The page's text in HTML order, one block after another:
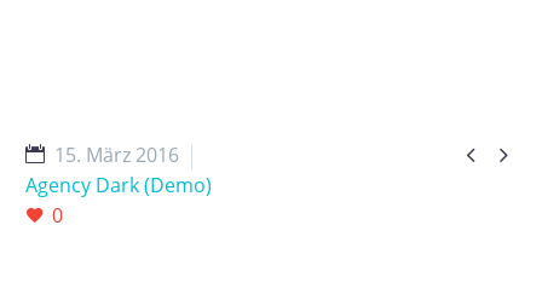
 
15. März 2016
Agency Dark (Demo)
0